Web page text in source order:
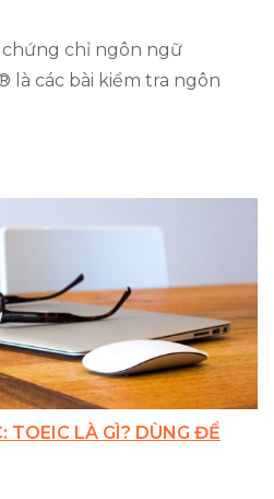
chứng chỉ ngôn ngữ
là các bài kiểm tra ngôn
TOEIC LÀ GÌ? DÙNG ĐỂ